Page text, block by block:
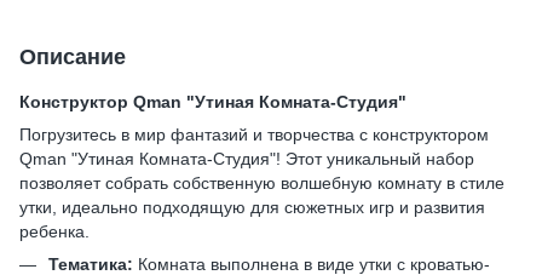
Описание
Конструктор Qman "Утиная Комната-Студия"
Погрузитесь в мир фантазий и творчества с конструктором
Qman "Утиная Комната-Студия"! Этот уникальный набор
позволяет собрать собственную волшебную комнату в стиле
утки, идеально подходящую для сюжетных игр и развития
ребенка.
Тематика: Комната выполнена в виде утки с кроватью-